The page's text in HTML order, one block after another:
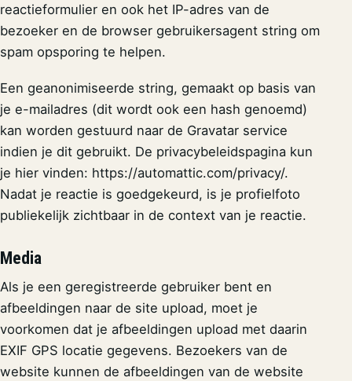
reactieformulier en ook het IP-adres van de
bezoeker en de browser gebruikersagent string om
spam opsporing te helpen.
Een geanonimiseerde string, gemaakt op basis van
je e-mailadres (dit wordt ook een hash genoemd)
kan worden gestuurd naar de Gravatar service
indien je dit gebruikt. De privacybeleidspagina kun
je hier vinden: https://automattic.com/privacy/.
Nadat je reactie is goedgekeurd, is je profielfoto
publiekelijk zichtbaar in de context van je reactie.
Media
Als je een geregistreerde gebruiker bent en
afbeeldingen naar de site upload, moet je
voorkomen dat je afbeeldingen upload met daarin
EXIF GPS locatie gegevens. Bezoekers van de
website kunnen de afbeeldingen van de website